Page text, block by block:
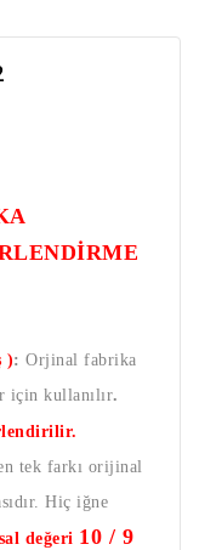
): Orjinal fabrika
için kullanılır.
tek farkı orijinal
Hiç iğne
değeri 10 / 9